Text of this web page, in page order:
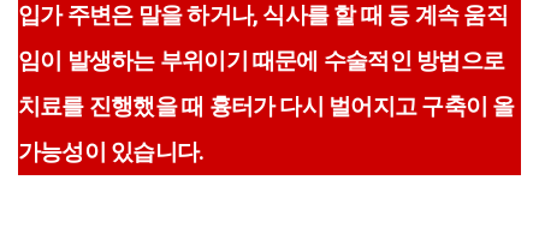
입가 주변은 말을 하거나, 식사를 할 때 등 계속 움직
임이 발생하는 부위이기 때문에 수술적인 방법으로
치료를 진행했을 때 흉터가 다시 벌어지고 구축이 올
가능성이 있습니다.